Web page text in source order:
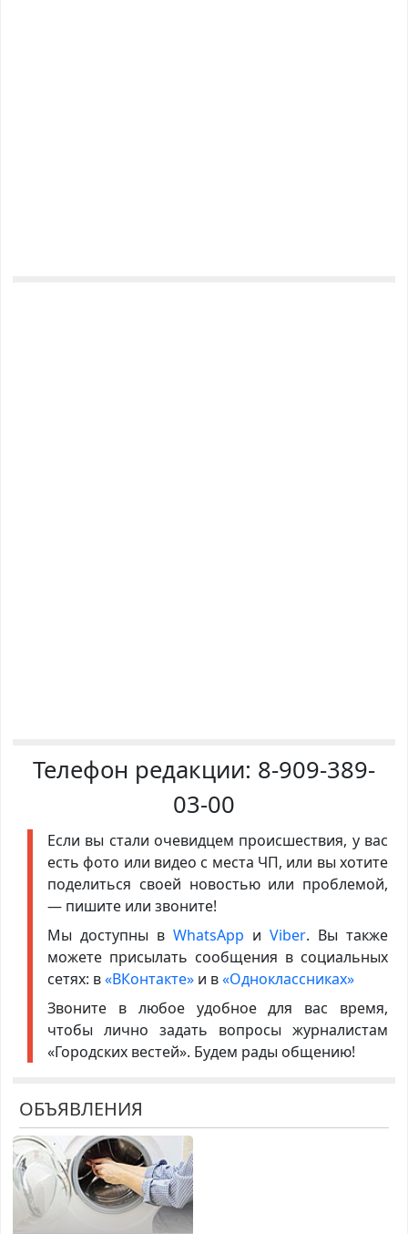
Телефон редакции: 8-909-389-
03-00
Если вы стали очевидцем происшествия, у вас
есть фото или видео с места ЧП, или вы хотите
поделиться своей новостью или проблемой,
— пишите или звоните!
Мы доступны в WhatsApp иViber. Вы также
можете присылать сообщения в социальных
сетях: в«ВКонтакте»и в«Одноклассниках»
Звоните в любое удобное для вас время,
чтобы лично задать вопросы журналистам
«Городских вестей». Будем рады общению!
ОБЪЯВЛЕНИЯ